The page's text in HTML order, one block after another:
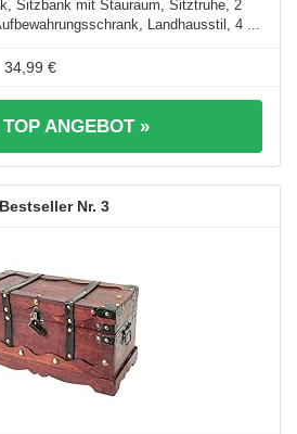
Sitzbank mit Stauraum, Sitztruhe, 2
Landhausstil, 4 ...
34,99 €
ANGEBOT »
3